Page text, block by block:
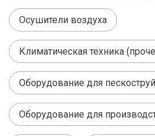
Осушители воздуха
Климатическая техника
Оборудование для
Оборудование для